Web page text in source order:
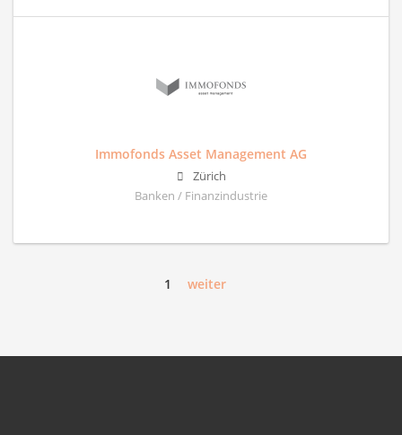
Immofonds Asset Management AG
Zürich
Banken / Finanzindustrie
1 weiter